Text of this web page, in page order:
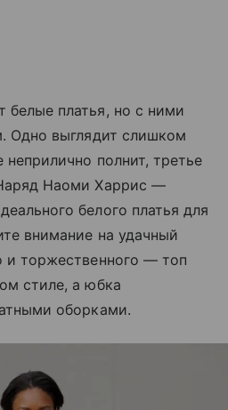
платья, но с ними
Одно выглядит слишком
полнит, третье
Наоми Харрис —
белого платья для
внимание на удачный
и торжественного — топ
стиле, а юбка
оборками.